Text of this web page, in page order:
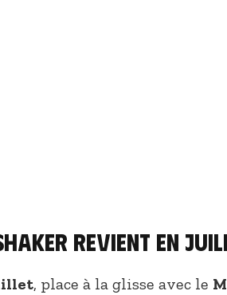
revient en
, place à la glisse avec le